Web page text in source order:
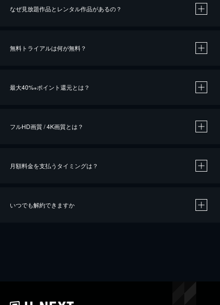
なぜ見放題作品とレンタル作品があるの？
無料トライアルは何が無料？
最大40%※ポイント還元とは？
※40％ポイント還元の対象は、クレジットカード決済による作品の購入 / レンタルです。
iOSアプリのUコイン決済による作品の購入 / レンタルは、20％のポイント還元です。
フルHD画質 / 4K画質とは？
月額料金を支払うタイミングは？
いつでも解約できますか